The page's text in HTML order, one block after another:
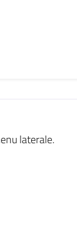
laterale.